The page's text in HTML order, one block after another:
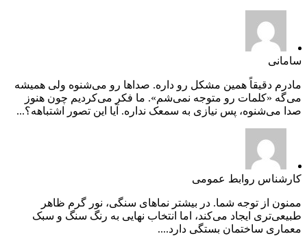
سامانی
مادرم دقیقاً همین مشکل رو داره. صداها رو می‌شنوه ولی همیشه
می‌گه «کلمات رو متوجه نمی‌شم». ما فکر می‌کردیم چون هنوز
صدا می‌شنوه، پس نیازی به سمعک نداره. آیا این تصور اشتباهه؟...
کارشناس روابط عمومی
ممنون از توجه شما. در بیشتر نماهای سنگی، نور گرم ظاهر
طبیعی‌تری ایجاد می‌کند، اما انتخاب نهایی به رنگ سنگ و سبک
معماری ساختمان بستگی دارد....